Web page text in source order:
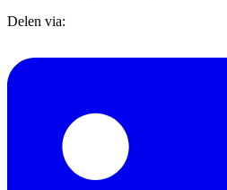
Delen via: